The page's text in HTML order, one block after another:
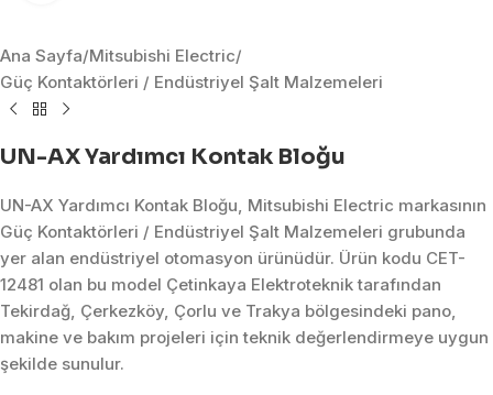
Ana Sayfa/Mitsubishi Electric/
Güç Kontaktörleri / Endüstriyel Şalt Malzemeleri
UN-AX Yardımcı Kontak Bloğu
UN-AX Yardımcı Kontak Bloğu, Mitsubishi Electric markasının
Güç Kontaktörleri / Endüstriyel Şalt Malzemeleri grubunda
yer alan endüstriyel otomasyon ürünüdür. Ürün kodu CET-
12481 olan bu model Çetinkaya Elektroteknik tarafından
Tekirdağ, Çerkezköy, Çorlu ve Trakya bölgesindeki pano,
makine ve bakım projeleri için teknik değerlendirmeye uygun
şekilde sunulur.